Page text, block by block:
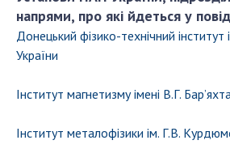
напрями, про які йдеться у
Донецький фiзико-технiчний iнститут
України
Інститут магнетизму імені В.Г.
Інститут металофізики ім. Г.В.